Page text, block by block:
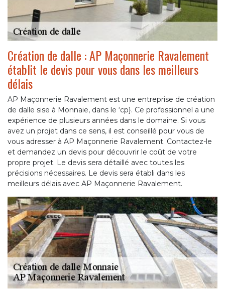
Création de dalle : AP Maçonnerie Ravalement
établit le devis pour vous dans les meilleurs
délais
AP Maçonnerie Ravalement est une entreprise de création
de dalle sise à Monnaie, dans le ‘cp}. Ce professionnel a une
expérience de plusieurs années dans le domaine. Si vous
avez un projet dans ce sens, il est conseillé pour vous de
vous adresser à AP Maçonnerie Ravalement. Contactez-le
et demandez un devis pour découvrir le coût de votre
propre projet. Le devis sera détaillé avec toutes les
précisions nécessaires. Le devis sera établi dans les
meilleurs délais avec AP Maçonnerie Ravalement.